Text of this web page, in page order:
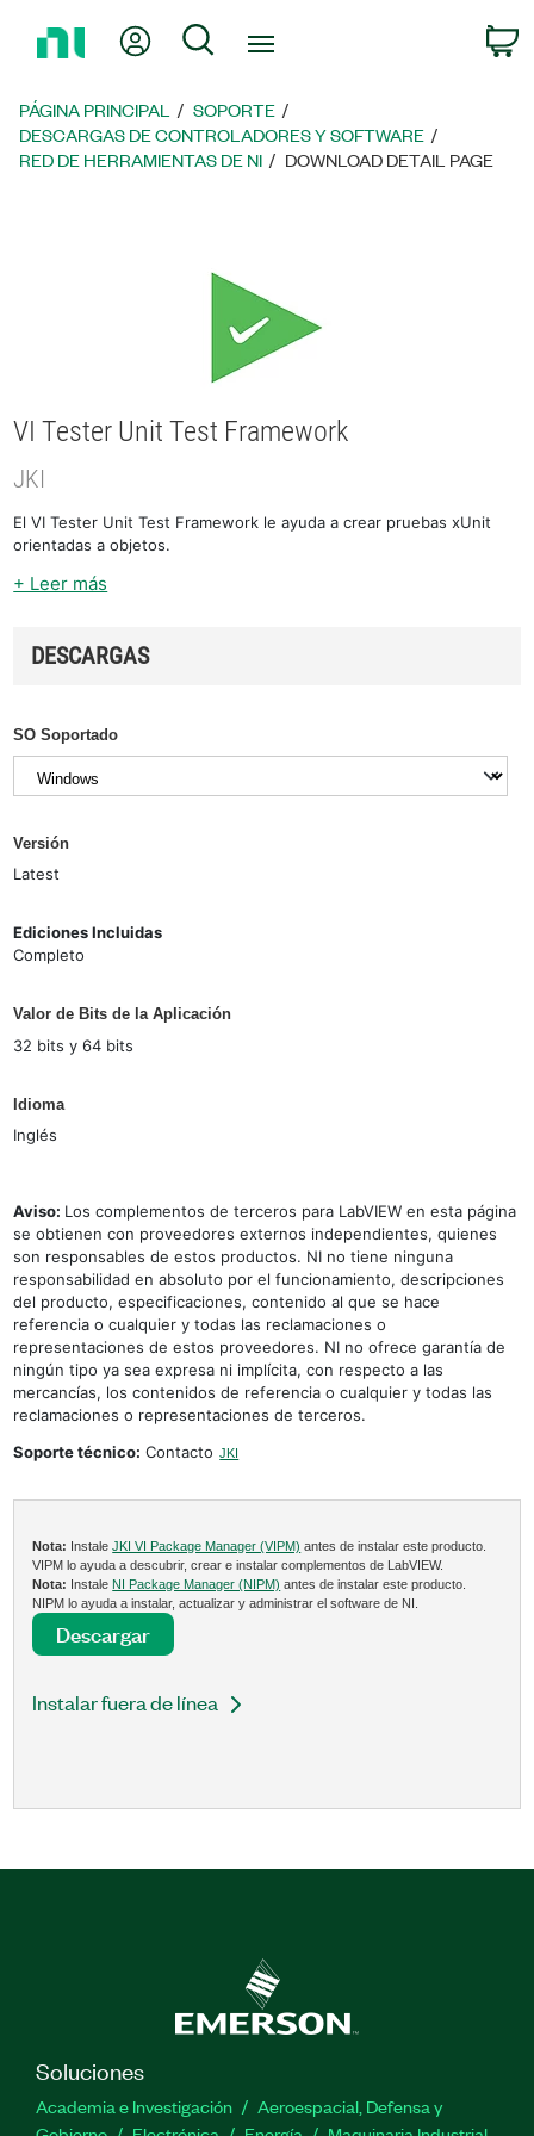
página
principal
Mi cuentaBúsqueda
PÁGINA PRINCIPAL
SOPORTE
DESCARGAS DE CONTROLADORES Y SOFTWARE
RED DE HERRAMIENTAS DE NI
DOWNLOAD DETAIL PAGE
VI Tester Unit Test Framework
JKI
El VI Tester Unit Test Framework le ayuda a crear pruebas xUnit
orientadas a objetos.
+ Leer más
DESCARGAS
SO Soportado
Versión
Latest
Ediciones Incluidas
Completo
Valor de Bits de la Aplicación
32 bits y 64 bits
Idioma
Inglés
Aviso: Los complementos de terceros para LabVIEW en esta página
se obtienen con proveedores externos independientes, quienes
son responsables de estos productos. NI no tiene ninguna
responsabilidad en absoluto por el funcionamiento, descripciones
del producto, especificaciones, contenido al que se hace
referencia o cualquier y todas las reclamaciones o
representaciones de estos proveedores. NI no ofrece garantía de
ningún tipo ya sea expresa ni implícita, con respecto a las
mercancías, los contenidos de referencia o cualquier y todas las
reclamaciones o representaciones de terceros.
Soporte técnico: Contacto JKI
Nota: InstaleJKI VI Package Manager (VIPM) antes de instalar este producto.
VIPM lo ayuda a descubrir, crear e instalar complementos de LabVIEW.
Nota: Instale NI Package Manager (NIPM) antes de instalar este producto.
NIPM lo ayuda a instalar, actualizar y administrar el software de NI.
Descargar
Instalar fuera de línea
Soluciones
Academia e Investigación
Aeroespacial, Defensa y